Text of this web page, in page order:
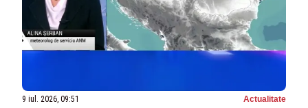
9 iul. 2026, 09:51 Actualitate